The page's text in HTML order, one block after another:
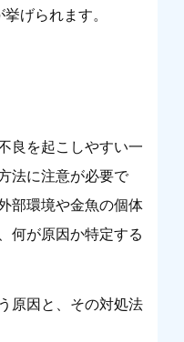
げられます。
良を起こしやすい一
法に注意が必要で
部環境や金魚の個体
何が原因か特定する
原因と、その対処法